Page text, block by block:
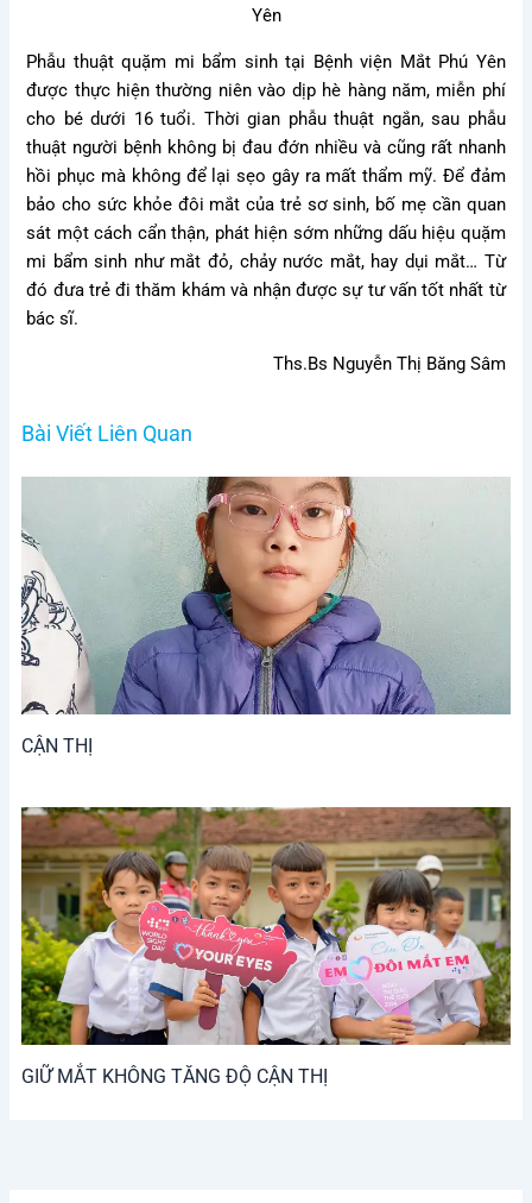
Yên
Phẫu thuật quặm mi bẩm sinh tại Bệnh viện Mắt Phú Yên
được thực hiện thường niên vào dịp hè hàng năm, miễn phí
cho bé dưới 16 tuổi. Thời gian phẫu thuật ngắn, sau phẫu
thuật người bệnh không bị đau đớn nhiều và cũng rất nhanh
hồi phục mà không để lại sẹo gây ra mất thẩm mỹ. Để đảm
bảo cho sức khỏe đôi mắt của trẻ sơ sinh, bố mẹ cần quan
sát một cách cẩn thận, phát hiện sớm những dấu hiệu quặm
mi bẩm sinh như mắt đỏ, chảy nước mắt, hay dụi mắt… Từ
đó đưa trẻ đi thăm khám và nhận được sự tư vấn tốt nhất từ
bác sĩ.
Ths.Bs Nguyễn Thị Băng Sâm
Bài Viết Liên Quan
CẬN THỊ
GIỮ MẮT KHÔNG TĂNG ĐỘ CẬN THỊ